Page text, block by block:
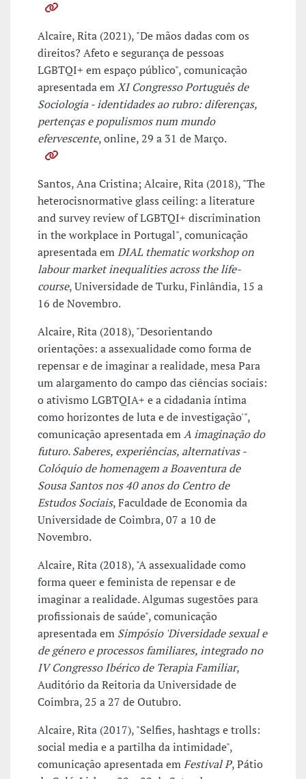
Alcaire, Rita (2021), "De mãos dadas com os
direitos? Afeto e segurança de pessoas
LGBTQI+ em espaço público", comunicação
apresentada emXI Congresso Português de
Sociologia - identidades ao rubro: diferenças,
pertenças e populismos num mundo
efervescente, online, 29 a 31 de Março.
Santos, Ana Cristina; Alcaire, Rita (2018), "The
heterocisnormative glass ceiling: a literature
and survey review of LGBTQI+ discrimination
in the workplace in Portugal", comunicação
apresentada emDIAL thematic workshop on
labour market inequalities across the life-
course, Universidade de Turku, Finlândia, 15 a
16 de Novembro.
Alcaire, Rita (2018), "Desorientando
orientações: a assexualidade como forma de
repensar e de imaginar a realidade, mesa Para
um alargamento do campo das ciências sociais:
o ativismo LGBTQIA+ e a cidadania íntima
como horizontes de luta e de investigação'",
comunicação apresentada emA imaginação do
futuro. Saberes, experiências, alternativas -
Colóquio de homenagem a Boaventura de
Sousa Santos nos 40 anos do Centro de
Estudos Sociais, Faculdade de Economia da
Universidade de Coimbra, 07 a 10 de
Novembro.
Alcaire, Rita (2018), "A assexualidade como
forma queer e feminista de repensar e de
imaginar a realidade. Algumas sugestões para
profissionais de saúde", comunicação
apresentada em Simpósio 'Diversidade sexual e
de género e processos familiares, integrado no
IV Congresso Ibérico de Terapia Familiar,
Auditório da Reitoria da Universidade de
Coimbra, 25 a 27 de Outubro.
Alcaire, Rita (2017), "Selfies, hashtags e trolls:
social media e a partilha da intimidade",
comunicação apresentada emFestival P, Pátio